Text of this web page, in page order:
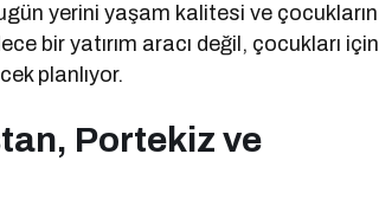
yerini yaşam kalitesi ve çocukların
bir yatırım aracı değil, çocukları için
planlıyor.
Portekiz ve